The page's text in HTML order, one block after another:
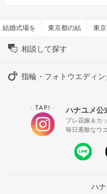
結婚式場を探すならハナユメ
東京都の結婚式場
東
相談して探す
指輪・フォトウエディン
＼ TAP! ／ ハナユメ公
プレ花嫁＆カ
毎日素敵なウ
ハ